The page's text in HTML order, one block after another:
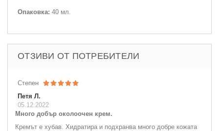
Опаковка: 40 мл.
ОТЗИВИ ОТ ПОТРЕБИТЕЛИ
Степен
Петя Л.
05.12.2022
Много добър околоочен крем.
Кремът е хубав. Хидратира и подхранва много добре кожата